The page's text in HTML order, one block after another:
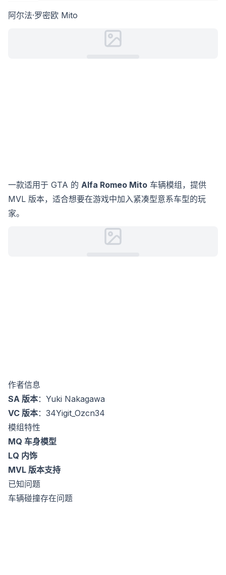
阿尔法·罗密欧 Mito
一款适用于 GTA 的 Alfa Romeo Mito 车辆模组，提供
MVL 版本，适合想要在游戏中加入紧凑型意系车型的玩
家。
作者信息
SA 版本：Yuki Nakagawa
VC 版本：34Yigit_Ozcn34
模组特性
MQ 车身模型
LQ 内饰
MVL 版本支持
已知问题
车辆碰撞存在问题